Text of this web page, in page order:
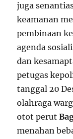
juga
keamanan
pembinaan
agenda
dan
petugas
tanggal 20
olahraga
otot perut
menahan